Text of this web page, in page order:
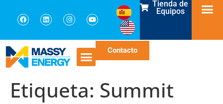
Tienda de
Equipos
Contacto
Etiqueta: Summit